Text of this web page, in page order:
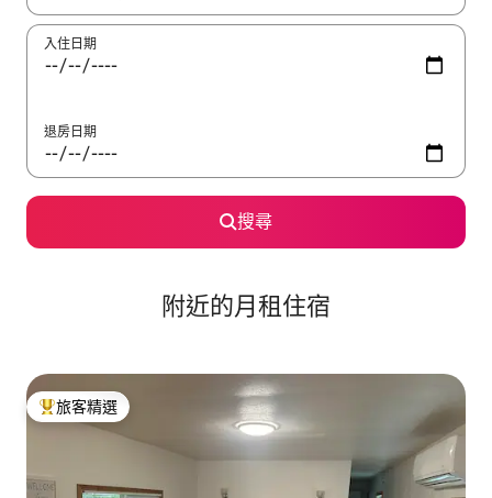
入住日期
退房日期
搜尋
附近的月租住宿
旅客精選榜首
旅客精選